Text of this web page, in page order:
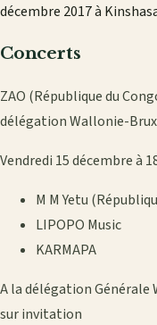
décembre 2017 à
Concerts
ZAO (République du
délégation Wallonie-
Vendredi 15 décembre à
M M Yetu
LIPOPO Music
KARMAPA
A la délégation
sur invitation